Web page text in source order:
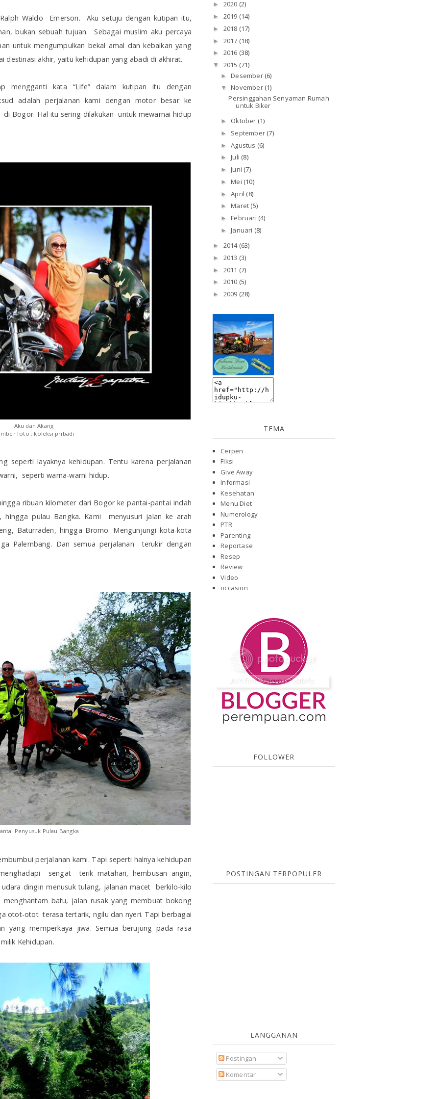
Waldo Emerson. Aku setuju dengan kutipan itu,
bukan sebuah tujuan. Sebagai muslim aku percaya
untuk mengumpulkan bekal amal dan kebaikan yang
destinasi akhir, yaitu kehidupan yang abadi di akhirat.
mengganti kata “Life” dalam kutipan itu dengan
adalah perjalanan kami dengan motor besar ke
Bogor. Hal itu sering dilakukan untuk mewarnai hidup
Aku dan Akang
foto : koleksi pribadi
seperti layaknya kehidupan. Tentu karena perjalanan
seperti warna-warni hidup.
ribuan kilometer dari Bogor ke pantai-pantai indah
hingga pulau Bangka. Kami menyusuri jalan ke arah
Baturraden, hingga Bromo. Mengunjungi kota-kota
Palembang. Dan semua perjalanan terukir dengan
Penyusuk Pulau Bangka
perjalanan kami. Tapi seperti halnya kehidupan
sengat terik matahari, hembusan angin,
dingin menusuk tulang, jalanan macet berkilo-kilo
batu, jalan rusak yang membuat bokong
otot-otot terasa tertarik, ngilu dan nyeri. Tapi berbagai
yang memperkaya jiwa. Semua berujung pada rasa
Kehidupan.
► 2020 (2)
► 2019 (14)
► 2018 (17)
► 2017 (18)
► 2016 (38)
▼ 2015 (71)
►Desember (6)
▼November (1)
Persinggahan Senyaman Rumah
untuk Biker
► Oktober (1)
► September (7)
►Agustus (6)
►Juli (8)
►Juni (7)
►Mei (10)
►April (8)
►Maret (5)
►Februari (4)
►Januari (8)
► 2014 (63)
► 2013 (3)
► 2011 (7)
► 2010 (5)
► 2009 (28)
TEMA
Cerpen
Fiksi
Give Away
Informasi
Kesehatan
Menu Diet
Numerology
PTR
Parenting
Reportase
Resep
Review
Video
occasion
FOLLOWER
POSTINGAN TERPOPULER
LANGGANAN
Postingan
Komentar